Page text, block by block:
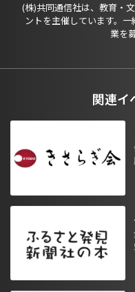
(株)共同通信社は、教育・
ントを主催しています。
業を
関連イ